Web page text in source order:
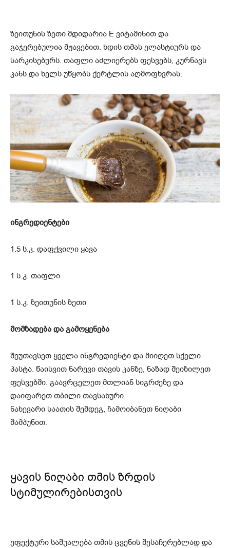
ზეითუნის ზეთი მდიდარია E ვიტამინით და
გაჯერებულია მჟავებით. ხდის თმას ელასტიურს და
სარკისებურს. თაფლი აძლიერებს ფესვებს, კურნავს
კანს და ხელს უწყობს ქერტლის აღმოფხვრას.
ინგრედიენტები
1.5 ს.კ. დაფქვილი ყავა
1 ს.კ. თაფლი
1 ს.კ. ზეითუნის ზეთი
მომზადება და გამოყენება
შეუთავსეთ ყველა ინგრედიენტი და მიიღეთ სქელი
პასტა. წაისვით ნარევი თავის კანზე, ნაზად შეიზილეთ
ფესვებში. გაავრცელეთ მთლიან სიგრძეზე და
დაიფარეთ თბილი თავსახური.
ნახევარი საათის შემდეგ, ჩამოიბანეთ ნიღაბი
შამპუნით.
ყავის ნიღაბი თმის ზრდის
სტიმულირებისთვის
ეფექტური საშუალება თმის ცვენის შესაჩერებლად და